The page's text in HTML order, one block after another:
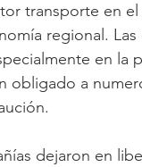
transporte en
regional.
en la
obligado a
dejaron en